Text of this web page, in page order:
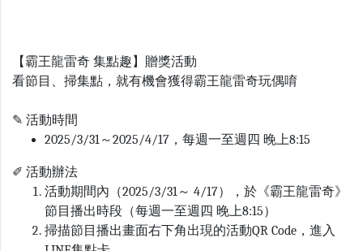
【霸王龍雷奇 集點趣】贈獎活動
看節目、掃集點，就有機會獲得霸王龍雷奇玩偶唷
✎ 活動時間
2025/3/31～2025/4/17，每週一至週四 晚上8:15
✐ 活動辦法
活動期間內（2025/3/31～ 4/17），於《霸王龍雷奇》
節目播出時段（每週一至週四 晚上8:15）
掃描節目播出畫面右下角出現的活動QR Code，進入